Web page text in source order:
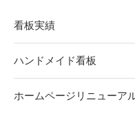
看板実績
ハンドメイド看板
ホームページリニューア